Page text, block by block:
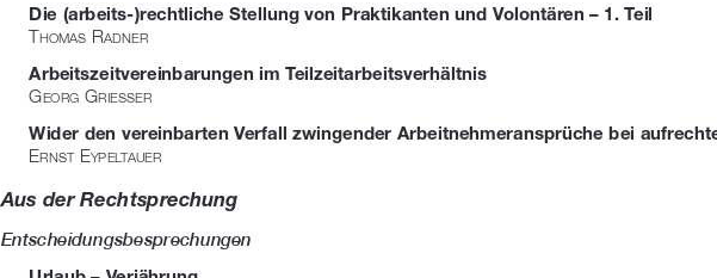
Die (arbeits-)rechtliche Stellung von Praktikanten und Volontären – 1. Teil
Th o m a s Ra d n e R
Arbeitszeitvereinbarungen im Teilzeitarbeitsverhältnis
Ge o R G GR i e s s eR
Wider den vereinbarten Verfall zwingender Arbeitnehmeransprüche bei
eR n s T ey p e l T a u eR
Aus der Rechtsprechung
Entscheidungsbesprechungen